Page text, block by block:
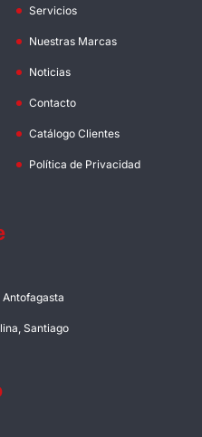
Servicios
Nuestras Marcas
Noticias
Contacto
Catálogo Clientes
Política de Privacidad
Antofagasta
Santiago